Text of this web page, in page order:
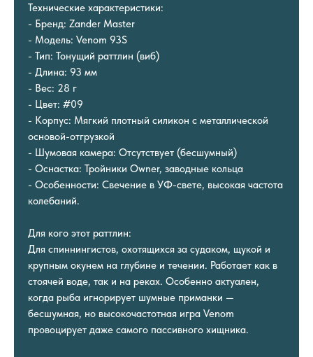
Технические характеристики:
- Бренд: Zander Master
- Модель: Venom 93S
- Тип: Тонущий раттлин (виб)
- Длина: 93 мм
- Вес: 28 г
- Цвет: #09
- Корпус: Мягкий плотный силикон с металлической
основой-отгрузкой
- Шумовая камера: Отсутствует (бесшумный)
- Оснастка: Тройники Owner, заводные кольца
- Особенности: Свечение в УФ-свете, высокая частота
колебаний.
Для кого этот раттлин:
Для спиннингистов, охотящихся за судаком, щукой и
крупным окунем на глубине и течении. Работает как в
стоячей воде, так и на реках. Особенно актуален,
когда рыба игнорирует шумные приманки —
бесшумная, но высокочастотная игра Venom
провоцирует даже самого пассивного хищника.